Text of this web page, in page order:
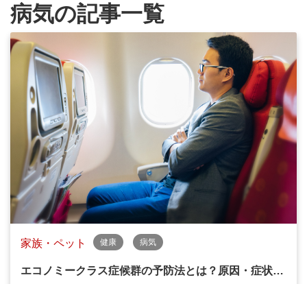
病気の記事一覧
家族・ペット 健康 病気
エコノミークラス症候群の予防法とは？原因・症状…